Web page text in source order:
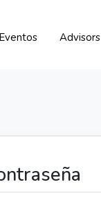
Eventos Advisors